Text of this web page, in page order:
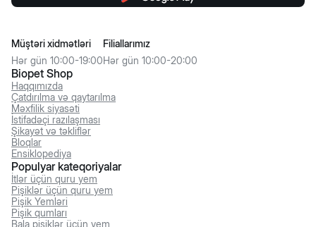
Biopet Shop
Haqqımızda
Çatdırılma və qaytarılma
Məxfilik siyasəti
İstifadəçi razılaşması
Şikayət və təkliflər
Bloqlar
Ensiklopediya
Müştəri xidmətləri
Hər gün 10:00-19:00
Filiallarımız
Hər gün 10:00-20:00
Populyar kateqoriyalar
İtlər üçün quru yem
Pişiklər üçün quru yem
Pişik Yemləri
Pişik qumları
Bala pişiklər üçün yem